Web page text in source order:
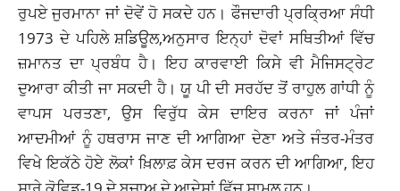
ਰੁਪਏ ਜੁਰਮਾਨਾ ਜਾਂ ਦੋਵੇਂ ਹੋ ਸਕਦੇ ਹਨ। ਫੌਜਦਾਰੀ ਪ੍ਰਕ੍ਰਿਆ ਸੰਧੀ
1973 ਦੇ ਪਹਿਲੇ ਸ਼ਡਿਊਲ,ਅਨੁਸਾਰ ਇਨ੍ਹਾਂ ਦੋਵਾਂ ਸਥਿਤੀਆਂ ਵਿੱਚ
ਜ਼ਮਾਨਤ ਦਾ ਪ੍ਰਬੰਧ ਹੈ। ਇਹ ਕਾਰਵਾਈ ਕਿਸੇ ਵੀ ਮੈਜਿਸਟ੍ਰੇਟ
ਦੁਆਰਾ ਕੀਤੀ ਜਾ ਸਕਦੀ ਹੈ। ਯੂ ਪੀ ਦੀ ਸਰਹੱਦ ਤੋਂ ਰਾਹੁਲ ਗਾਂਧੀ ਨੂੰ
ਵਾਪਸ ਪਰਤਣਾ, ਉਸ ਵਿਰੁੱਧ ਕੇਸ ਦਾਇਰ ਕਰਨਾ ਜਾਂ ਪੰਜਾਂ
ਆਦਮੀਆਂ ਨੂੰ ਹਥਰਾਸ ਜਾਣ ਦੀ ਆਗਿਆ ਦੇਣਾ ਅਤੇ ਜੰਤਰ-ਮੰਤਰ
ਵਿਖੇ ਇਕੱਠੇ ਹੋਏ ਲੋਕਾਂ ਖ਼ਿਲਾਫ਼ ਕੇਸ ਦਰਜ ਕਰਨ ਦੀ ਆਗਿਆ, ਇਹ